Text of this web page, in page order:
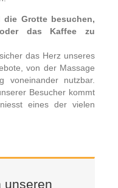
Grotte besuchen,
das Kaffee zu
das Herz unseres
von der Massage
voneinander nutzbar.
Besucher kommt
eines der vielen
unseren